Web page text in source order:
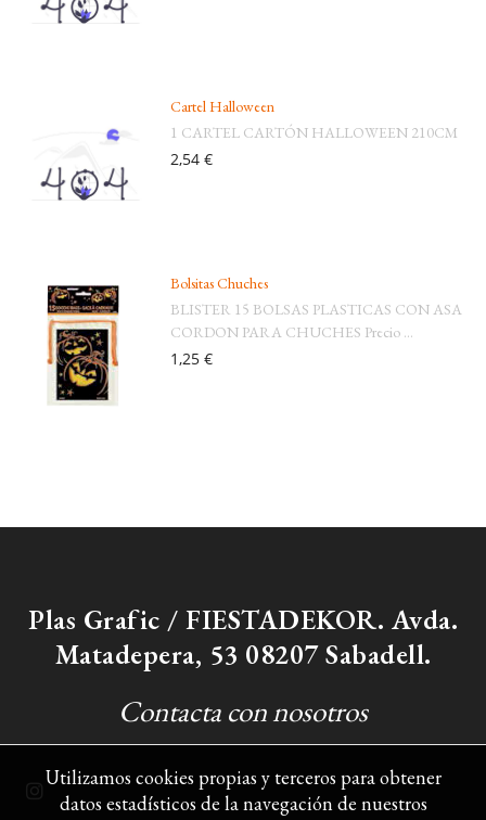
Cartel Halloween
1 CARTEL CARTÓN HALLOWEEN 210CM
2,54 €
Bolsitas Chuches
BLISTER 15 BOLSAS PLASTICAS CON ASA
CORDON PARA CHUCHES Precio ...
1,25 €
Plas Grafic / FIESTADEKOR. Avda.
Matadepera, 53 08207 Sabadell.
Contacta con nosotros
Utilizamos cookies propias y terceros para obtener
datos estadísticos de la navegación de nuestros